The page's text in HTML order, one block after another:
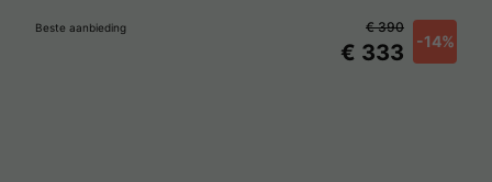
Beste aanbieding
€ 333 -14%
€ 390